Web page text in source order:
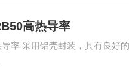
高热导率
率 采用铝壳封装，具有良好